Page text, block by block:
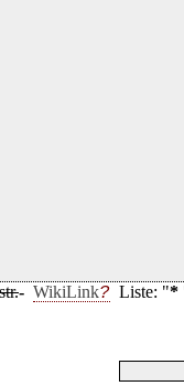
- WikiLink Liste: "*